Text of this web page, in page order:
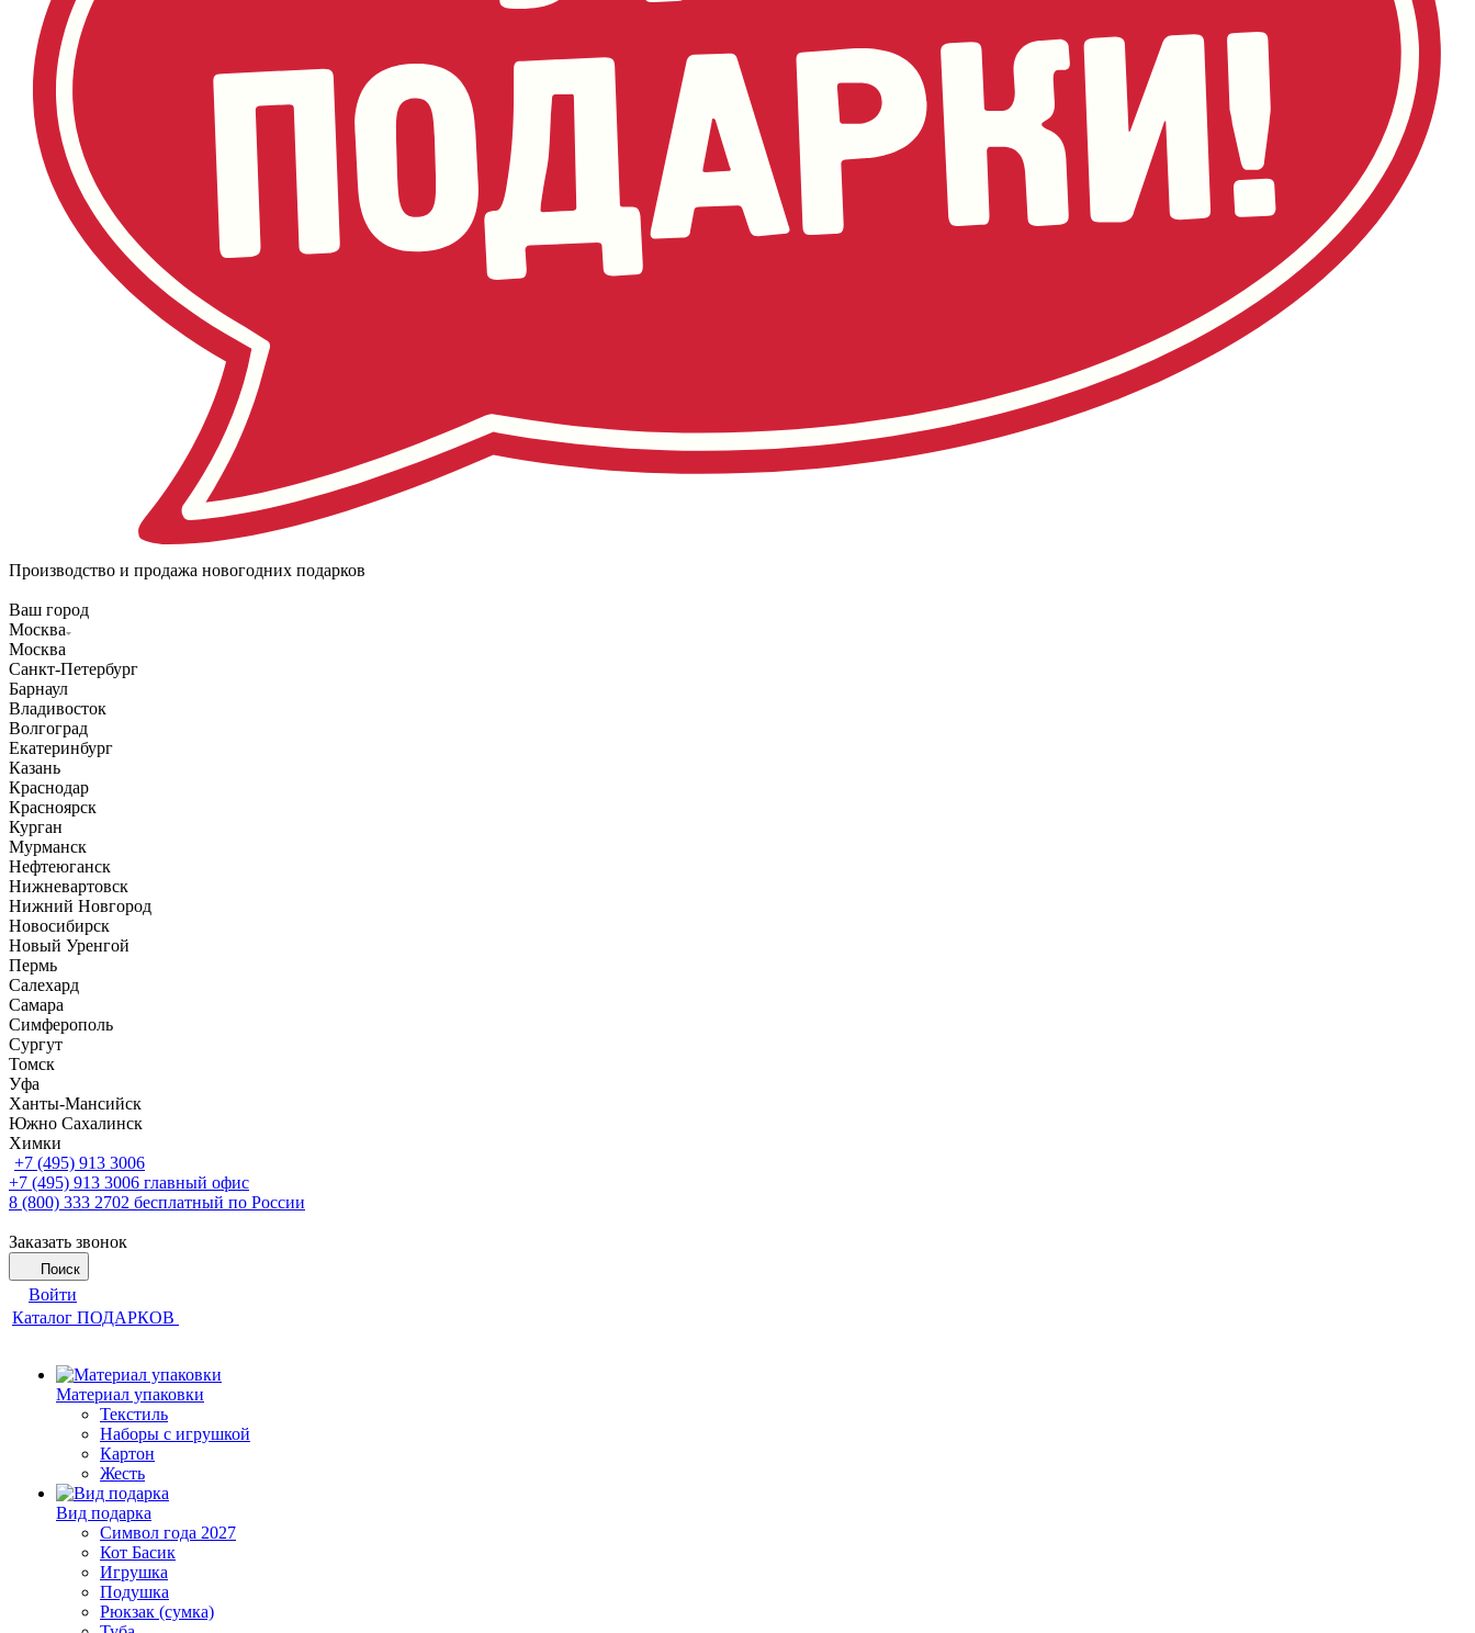
Производство и продажа новогодних подарков
Ваш город
Москва
Москва
Санкт-Петербург
Барнаул
Владивосток
Волгоград
Екатеринбург
Казань
Краснодар
Красноярск
Курган
Мурманск
Нефтеюганск
Нижневартовск
Нижний Новгород
Новосибирск
Новый Уренгой
Пермь
Салехард
Самара
Симферополь
Сургут
Томск
Уфа
Ханты-Мансийск
Южно Сахалинск
Химки
+7 (495) 913 3006
+7 (495) 913 3006 главный офис
8 (800) 333 2702 бесплатный по России
Заказать звонок
Поиск
Войти
Каталог ПОДАРКОВ
Материал упаковки
Текстиль
Наборы с игрушкой
Картон
Жесть
Вид подарка
Символ года 2027
Кот Басик
Игрушка
Подушка
Рюкзак (сумка)